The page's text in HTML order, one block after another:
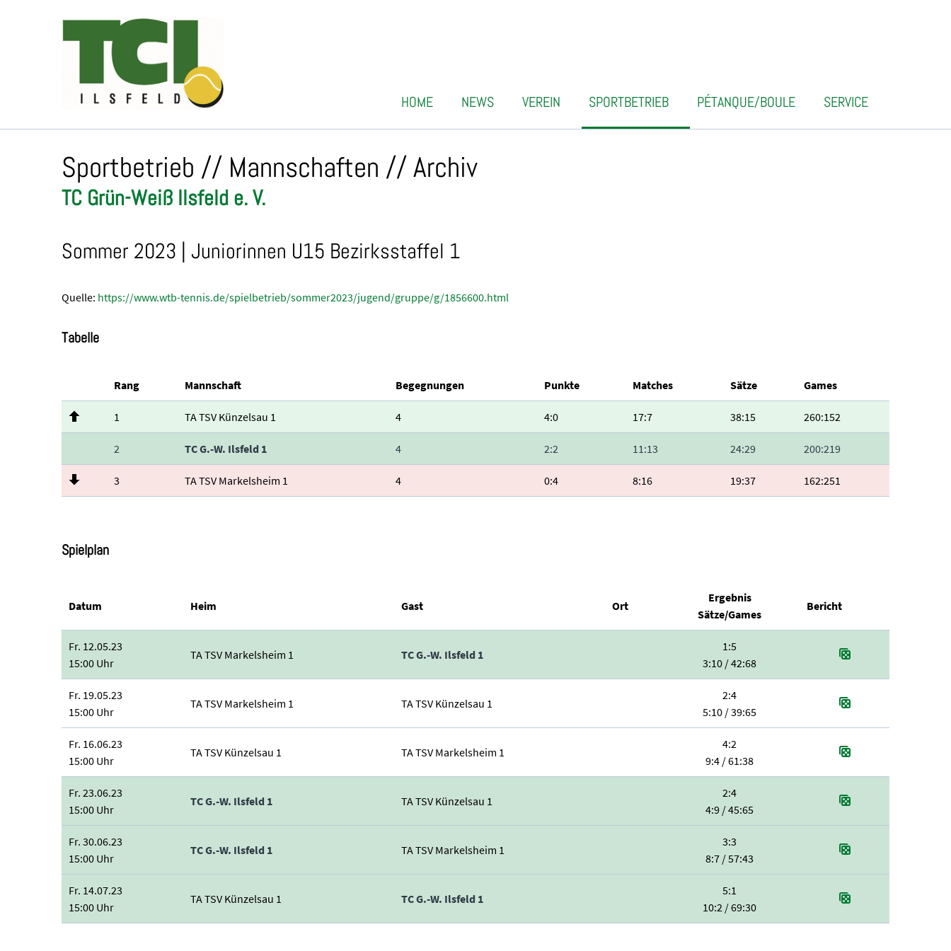
HOME NEWS VEREIN SPORTBETRIEB PÉTANQUE/BOULE SERVICE
Sportbetrieb // Mannschaften // Archiv
TC Grün-Weiß Ilsfeld e. V.
Sommer 2023 | Juniorinnen U15 Bezirksstaffel 1
Quelle: https://www.wtb-tennis.de/spielbetrieb/sommer2023/jugend/gruppe/g/1856600.html
Tabelle
Rang Mannschaft Begegnungen Punkte Matches Sätze Games
1 TA TSV Künzelsau 1 4 4:0 17:7 38:15 260:152
2 TC G.-W. Ilsfeld 1 4 2:2 11:13 24:29 200:219
3 TA TSV Markelsheim 1 4 0:4 8:16 19:37 162:251
Spielplan
Datum Heim Gast Ort
Ergebnis
Sätze/Games
Bericht
Fr. 12.05.23
15:00 Uhr
TA TSV Markelsheim 1 TC G.-W. Ilsfeld 1
1:5
3:10 / 42:68
Fr. 19.05.23
15:00 Uhr
TA TSV Markelsheim 1 TA TSV Künzelsau 1
2:4
5:10 / 39:65
Fr. 16.06.23
15:00 Uhr
TA TSV Künzelsau 1 TA TSV Markelsheim 1
4:2
9:4 / 61:38
Fr. 23.06.23
15:00 Uhr
TC G.-W. Ilsfeld 1 TA TSV Künzelsau 1
2:4
4:9 / 45:65
Fr. 30.06.23
15:00 Uhr
TC G.-W. Ilsfeld 1 TA TSV Markelsheim 1
3:3
8:7 / 57:43
Fr. 14.07.23
15:00 Uhr
TA TSV Künzelsau 1 TC G.-W. Ilsfeld 1
5:1
10:2 / 69:30